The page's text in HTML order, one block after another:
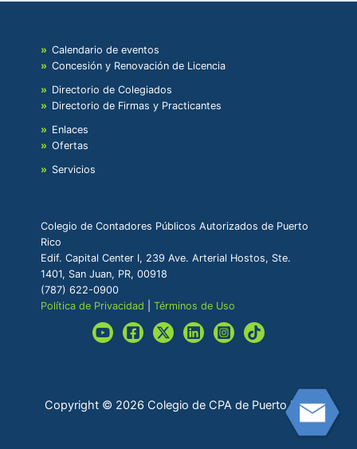
Calendario de eventos
Concesión y Renovación de Licencia
Directorio de Colegiados
Directorio de Firmas y Practicantes
Enlaces
Ofertas
Servicios
Colegio de Contadores Públicos Autorizados de Puerto
Rico
Edif. Capital Center I, 239 Ave. Arterial Hostos, Ste.
1401, San Juan, PR, 00918
(787) 622-0900
Política de Privacidad |Términos de Uso
Copyright © 2026 Colegio de CPA de Puerto Rico